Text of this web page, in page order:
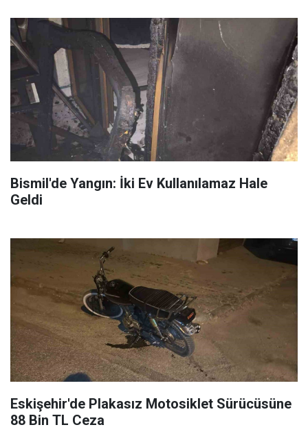
Bismil'de Yangın: İki Ev Kullanılamaz Hale
Geldi
Eskişehir'de Plakasız Motosiklet Sürücüsüne
88 Bin TL Ceza